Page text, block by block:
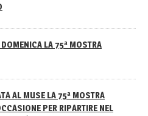
LA 75ª MOSTRA
AL MUSE LA 75ª MOSTRA
PER RIPARTIRE NEL